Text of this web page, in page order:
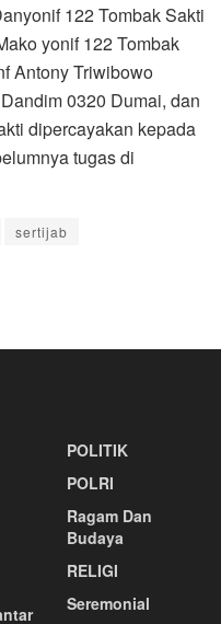
122 Tombak Sakti
yonif 122 Tombak
Antony Triwibowo
0320 Dumai, dan
dipercayakan kepada
tugas di
sertijab
POLITIK
POLRI
Ragam Dan
Budaya
RELIGI
Seremonial